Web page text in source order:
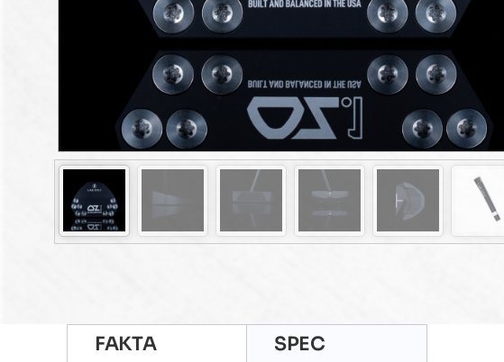
FAKTA SPEC